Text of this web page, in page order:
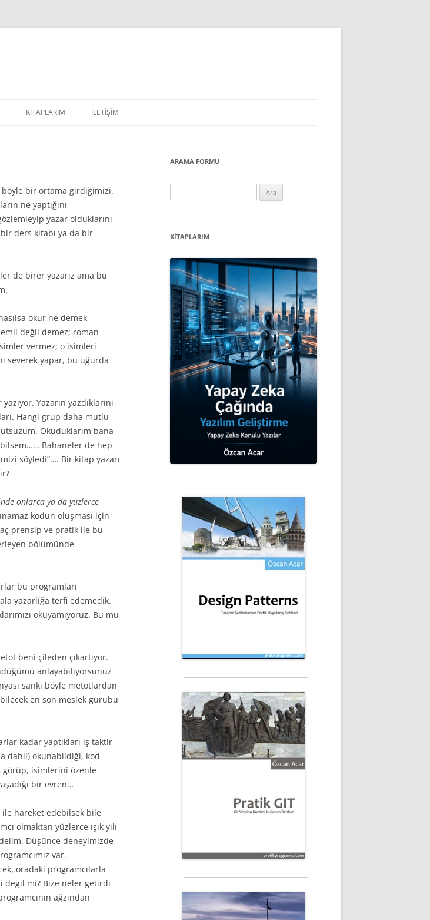
(TDD)
KITAPLARIM İLETİŞİM
böyle bir ortama girdiğimizi.
ne yaptığını
yazar olduklarını
ders kitabı ya da bir
de birer yazarız ama bu
okur ne demek
değil demez; roman
vermez; o isimleri
severek yapar, bu uğurda
Yazarın yazdıklarını
Hangi grup daha mutlu
Okuduklarım bana
Bahaneler de hep
söyledi”…. Bir kitap yazarı
onlarca ya da yüzlerce
kodun oluşması için
prensip ve pratik ile bu
bölümünde
bu programları
yazarliğa terfi edemedik.
okuyamıyoruz. Bu mu
beni çileden çıkartıyor.
anlayabiliyorsunuz
sanki böyle metotlardan
en son meslek gurubu
kadar yaptıkları iş taktir
dahil) okunabildiği, kod
görüp, isimlerini özenle
bir evren…
ile hareket edebilsek bile
olmaktan yüzlerce ışık yılı
Düşünce deneyimizde
var.
oradaki programcılarla
degil mi? Bize neler getirdi
ağzından
ARAMA FORMU
KITAPLARIM